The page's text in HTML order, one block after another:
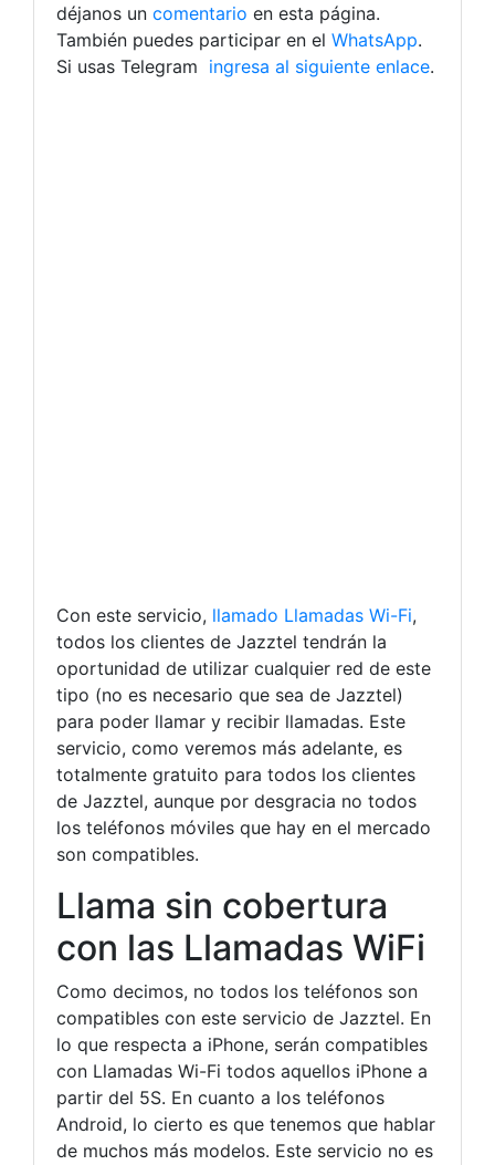
déjanos un comentario en esta página.
También puedes participar en el WhatsApp.
Si usas Telegram ingresa al siguiente enlace.
Con este servicio, llamado Llamadas Wi-Fi,
todos los clientes de Jazztel tendrán la
oportunidad de utilizar cualquier red de este
tipo (no es necesario que sea de Jazztel)
para poder llamar y recibir llamadas. Este
servicio, como veremos más adelante, es
totalmente gratuito para todos los clientes
de Jazztel, aunque por desgracia no todos
los teléfonos móviles que hay en el mercado
son compatibles.
Llama sin cobertura
con las Llamadas WiFi
Como decimos, no todos los teléfonos son
compatibles con este servicio de Jazztel. En
lo que respecta a iPhone, serán compatibles
con Llamadas Wi-Fi todos aquellos iPhone a
partir del 5S. En cuanto a los teléfonos
Android, lo cierto es que tenemos que hablar
de muchos más modelos. Este servicio no es